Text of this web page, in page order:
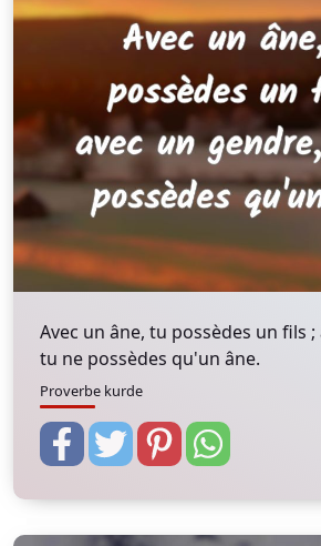
Avec un âne, tu possèdes un fils
tu ne possèdes qu'un âne.
Proverbe kurde